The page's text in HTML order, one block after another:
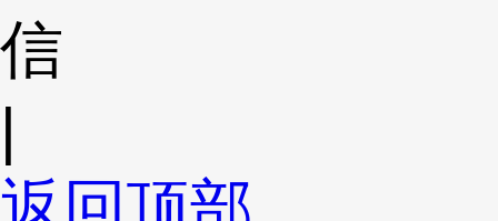
信
|